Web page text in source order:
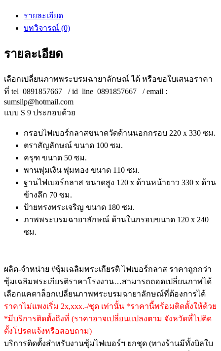
รายละเอียด
บทวิจารณ์ (0)
รายละเอียด
เลือกเปลี่ยนภาพพระบรมฉายาลักษณ์ ได้ หรือขอใบเสนอราคา
ที่ tel 0891857667 / id line 0891857667 / email :
sumsilp@hotmail.com
แบบ S 9 ประกอบด้วย
กรอบไฟเบอร์กลาสขนาดวัดด้านนอกกรอบ 220 x 330 ซม.
ตราสัญลักษณ์ ขนาด 100 ซม.
ครุฑ ขนาด 50 ซม.
พานพุ่มเงิน พุ่มทอง ขนาด 110 ซม.
ฐานไฟเบอร์กลาส ขนาดสูง 120 x ด้านหน้ายาว 330 x ด้าน
ข้างลึก 70 ซม.
ป้ายทรงพระเจริญ ขนาด 180 ซม.
ภาพพระบรมฉายาลักษณ์ ด้านในกรอบขนาด 120 x 240
ซม.
ผลิต-จำหน่าย #ซุ้มเฉลิมพระเกียรติ ไฟเบอร์กลาส ราคาถูกกว่า
ซุ้มเฉลิมพระเกียรติราคาโรงงาน…สามารถถอดเปลี่ยนภาพได้
เลือกแคตาล็อกเปลี่ยนภาพพระบรมฉายาลักษณ์ที่ต้องการได้
ราคาไม่แพงเริ่ม 2x,xxx.-/ชุด เท่านั้น *ราคานี้พร้อมติดตั้งให้ด้วย
*มีบริการติดตั้งถึงที่ (ราคาอาจเปลี่ยนแปลงตาม จังหวัดที่ไปติด
ตั้งโปรดแจ้งหรือสอบถาม)
บริการติดตั้งสำหรับงานซุ้มไฟเบอร์ฯ ยกชุด (ทางร้านมีทั้งบิลใบ